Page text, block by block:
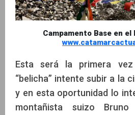
Campamento Base en
Esta será la primera
“belicha” intente subir a la
y en esta oportunidad lo
montañista suizo Bruno